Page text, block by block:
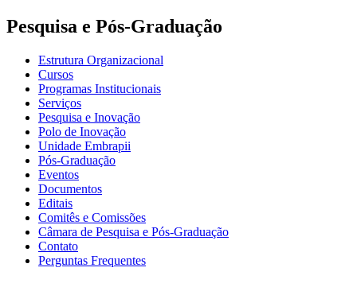
Pesquisa e Pós-Graduação
Estrutura Organizacional
Cursos
Programas Institucionais
Serviços
Pesquisa e Inovação
Polo de Inovação
Unidade Embrapii
Pós-Graduação
Eventos
Documentos
Editais
Comitês e Comissões
Câmara de Pesquisa e Pós-Graduação
Contato
Perguntas Frequentes